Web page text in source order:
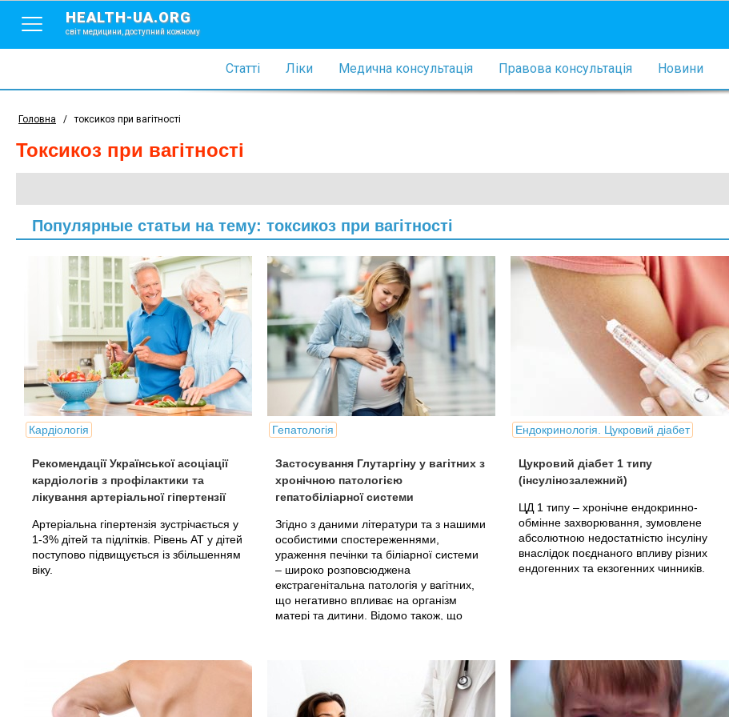
HEALTH-UA.ORG
світ медицини, доступний кожному
Статті Ліки Медична консультація Правова консультація Новини
Головна / токсикоз при вагітності
токсикоз при вагітності
Популярные статьи на тему: токсикоз при вагітності
Кардіологія
Рекомендації Української асоціації
кардіологів з профілактики та
лікування артеріальної гіпертензії
Артеріальна гіпертензія зустрічається у
1-3% дітей та підлітків. Рівень АТ у дітей
поступово підвищується із збільшенням
віку.
Гепатологія
Застосування Глутаргіну у вагітних з
хронічною патологією
гепатобіліарної системи
Згідно з даними літератури та з нашими
особистими спостереженнями,
ураження печінки та біліарної системи
– широко розповсюджена
екстрагенітальна патологія у вагітних,
що негативно впливає на організм
матері та дитини. Відомо також, що
Ендокринологія. Цукровий діабет
Цукровий діабет 1 типу
(інсулінозалежний)
ЦД 1 типу – хронічне ендокринно-
обмінне захворювання, зумовлене
абсолютною недостатністю інсуліну
внаслідок поєднаного впливу різних
ендогенних та екзогенних чинників.